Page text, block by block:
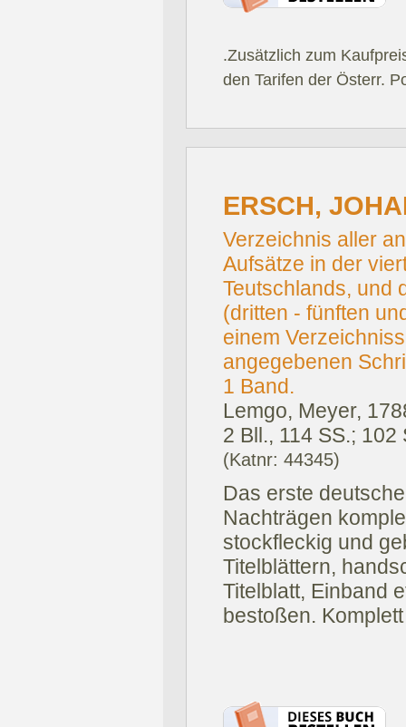
.Zusätzlich zum
den Tarifen der Österr.
ERSCH,
Verzeichnis aller
Aufsätze in der
Teutschlands, und
(dritten - fünften
einem
angegebenen
1 Band.
Lemgo, Meyer,
2 Bll., 114 SS.;
(Katnr: 44345)
Das erste
Nachträgen
stockfleckig und
Titelblättern,
Titelblatt, Einband
bestoßen.